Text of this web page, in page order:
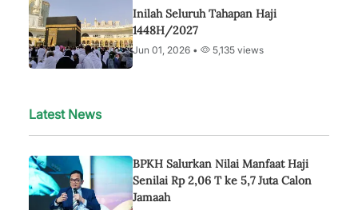
Inilah Seluruh Tahapan Haji
1448H/2027
Jun 01, 2026 • 5,135 views
Latest News
BPKH Salurkan Nilai Manfaat Haji
Senilai Rp 2,06 T ke 5,7 Juta Calon
Jamaah